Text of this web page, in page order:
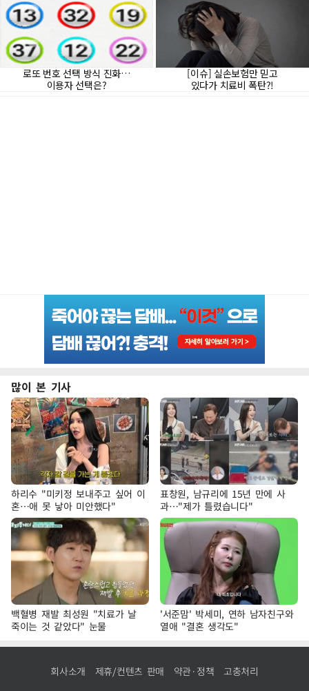
많이 본 기사
하리수 "미키정 보내주고 싶어 이
혼…애 못 낳아 미안했다"
표창원, 남규리에 15년 만에 사
과…"제가 틀렸습니다"
백혈병 재발 최성원 "치료가 날
죽이는 것 같았다" 눈물
'서준맘' 박세미, 연하 남자친구와
열애 "결혼 생각도"
회사소개 제휴/컨텐츠 판매 약관·정책 고충처리